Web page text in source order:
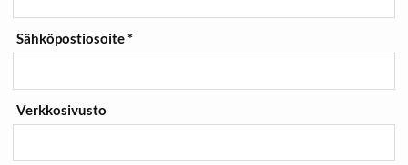
Sähköpostiosoite*
Verkkosivusto